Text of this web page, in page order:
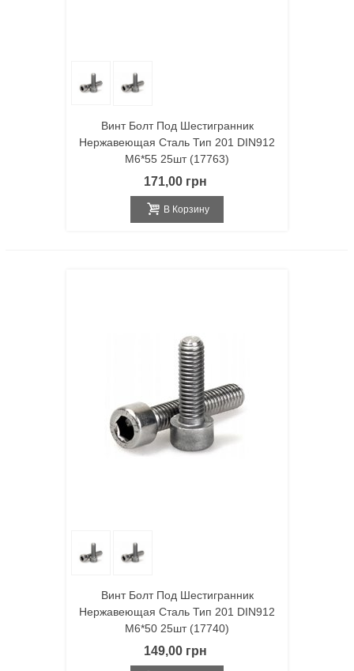
Винт Болт Под Шестигранник
Нержавеющая Сталь Тип 201 DIN912
M6*55 25шт (17763)
171,00 грн
В Корзину
Винт Болт Под Шестигранник
Нержавеющая Сталь Тип 201 DIN912
M6*50 25шт (17740)
149,00 грн